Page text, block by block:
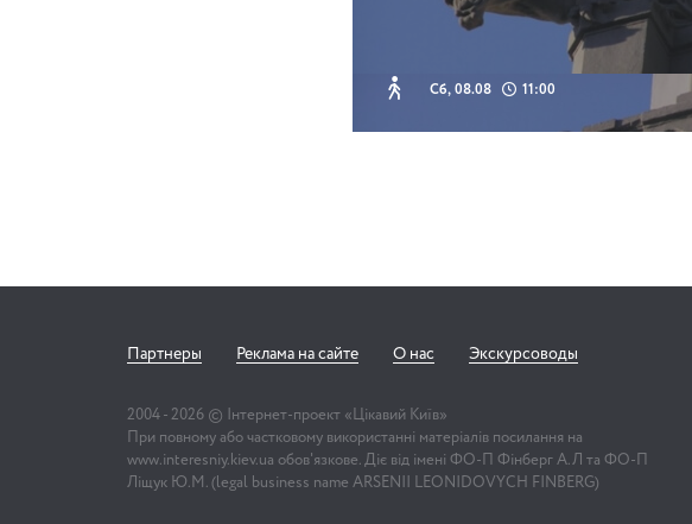
Сб, 08.08 11:00
Партнеры Реклама на сайте О нас Экскурсоводы
2004 - 2026 © Інтернет-проект «Цікавий Київ»
При повному або частковому використанні матеріалів посилання на
www.interesniy.kiev.ua обов'язкове. Діє від імені ФО-П Фінберг А.Л та ФО-П
Ліщук Ю.М. (legal business name ARSENII LEONIDOVYCH FINBERG)